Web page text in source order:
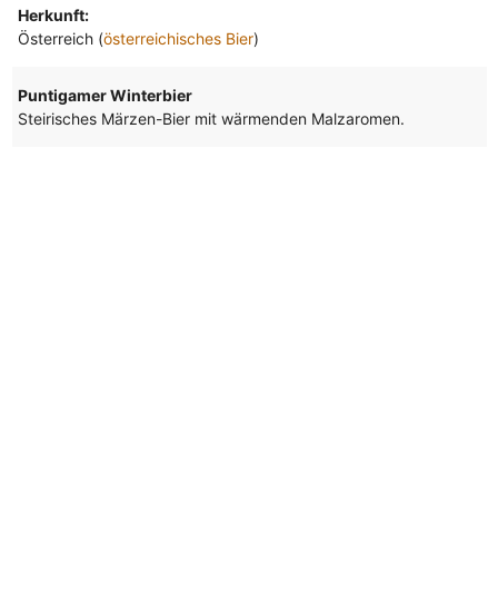
Herkunft:
Österreich (österreichisches Bier)
Puntigamer Winterbier
Steirisches Märzen-Bier mit wärmenden Malzaromen.